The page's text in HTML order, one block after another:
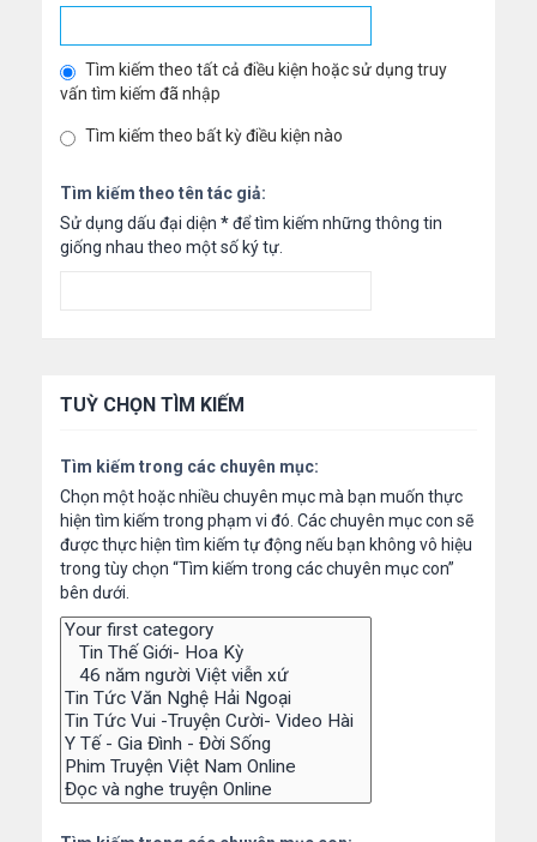
Tìm kiếm theo tất cả điều kiện hoặc sử dụng truy
vấn tìm kiếm đã nhập
Tìm kiếm theo bất kỳ điều kiện nào
Tìm kiếm theo tên tác giả:
Sử dụng dấu đại diện *để tìm kiếm những thông tin
giống nhau theo một số ký tự.
TUỲ CHỌN TÌM KIẾM
Tìm kiếm trong các chuyên mục:
Chọn một hoặc nhiều chuyên mục mà bạn muốn thực
hiện tìm kiếm trong phạm vi đó. Các chuyên mục con sẽ
được thực hiện tìm kiếm tự động nếu bạn không vô hiệu
trong tùy chọn “Tìm kiếm trong các chuyên mục con”
bên dưới.